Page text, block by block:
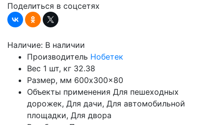
Поделиться в соцсетях
Наличие: В наличии
Производитель Нобетек
Вес 1 шт, кг 32.38
Размер, мм 600x300x80
Объекты применения Для пешеходных
дорожек, Для дачи, Для автомобильной
площадки, Для двора